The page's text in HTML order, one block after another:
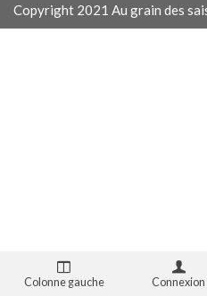
Copyright 2021 Au grain des
Colonne gauche Connexion